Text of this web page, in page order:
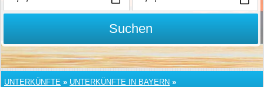
Suchen
UNTERKÜNFTE » UNTERKÜNFTE IN BAYERN »